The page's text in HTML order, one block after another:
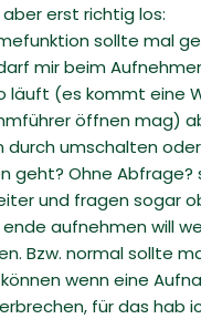
erst richtig los:
sollte mal
mir beim
läuft (es kommt eine
öffnen mag)
durch umschalten
geht? Ohne Abfrage?
und fragen sogar
aufnehmen will
Bzw. normal sollte
wenn eine
für das hab